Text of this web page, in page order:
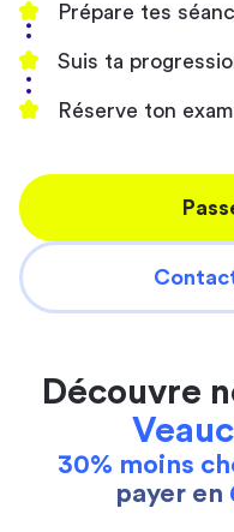
Prépare tes
Suis ta
Réserve ton
Découvre
30% moins
payer en